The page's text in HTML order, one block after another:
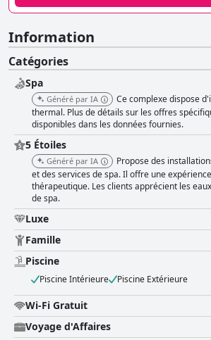
Information
Catégories
Spa
Généré par IA
Ce complexe dispose
thermal. Plus de détails sur les offres
disponibles dans les données fournies.
5 Étoiles
Généré par IA
Propose des
et des services de spa. Il offre une
thérapeutique. Les clients apprécient les
de spa.
Luxe
Famille
Piscine
Piscine Intérieure Piscine Extérieure
Wi-Fi Gratuit
Voyage d'Affaires